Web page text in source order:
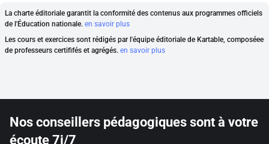
La charte éditoriale garantit la conformité des contenus aux programmes officiels
de l'Éducation nationale. en savoir plus
Les cours et exercices sont rédigés par l'équipe éditoriale de Kartable, composéee
de professeurs certififés et agrégés. en savoir plus
Nos conseillers pédagogiques sont à votre
écoute 7j/7